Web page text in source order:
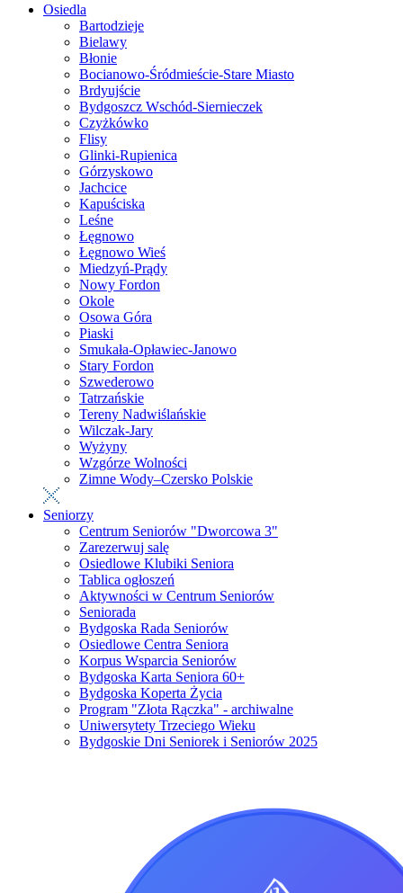
Osiedla
Bartodzieje
Bielawy
Błonie
Bocianowo-Śródmieście-Stare Miasto
Brdyujście
Bydgoszcz Wschód-Siernieczek
Czyżkówko
Flisy
Glinki-Rupienica
Górzyskowo
Jachcice
Kapuściska
Leśne
Łęgnowo
Łęgnowo Wieś
Miedzyń-Prądy
Nowy Fordon
Okole
Osowa Góra
Piaski
Smukała-Opławiec-Janowo
Stary Fordon
Szwederowo
Tatrzańskie
Tereny Nadwiślańskie
Wilczak-Jary
Wyżyny
Wzgórze Wolności
Zimne Wody–Czersko Polskie
Seniorzy
Centrum Seniorów "Dworcowa 3"
Zarezerwuj salę
Osiedlowe Klubiki Seniora
Tablica ogłoszeń
Aktywności w Centrum Seniorów
Seniorada
Bydgoska Rada Seniorów
Osiedlowe Centra Seniora
Korpus Wsparcia Seniorów
Bydgoska Karta Seniora 60+
Bydgoska Koperta Życia
Program "Złota Rączka" - archiwalne
Uniwersytety Trzeciego Wieku
Bydgoskie Dni Seniorek i Seniorów 2025